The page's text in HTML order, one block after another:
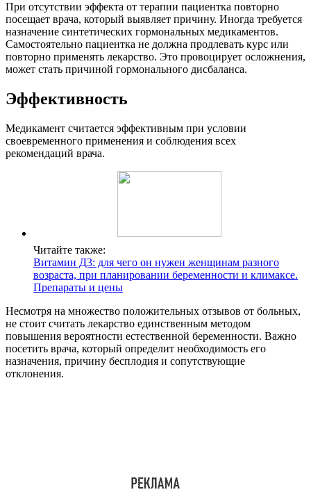
При отсутствии эффекта от терапии пациентка повторно
посещает врача, который выявляет причину. Иногда требуется
назначение синтетических гормональных медикаментов.
Самостоятельно пациентка не должна продлевать курс или
повторно применять лекарство. Это провоцирует осложнения,
может стать причиной гормонального дисбаланса.
Эффективность
Медикамент считается эффективным при условии
своевременного применения и соблюдения всех
рекомендаций врача.
Читайте также:
Витамин Д3: для чего он нужен женщинам разного
возраста, при планировании беременности и климаксе.
Препараты и цены
Несмотря на множество положительных отзывов от больных,
не стоит считать лекарство единственным методом
повышения вероятности естественной беременности. Важно
посетить врача, который определит необходимость его
назначения, причину бесплодия и сопутствующие
отклонения.